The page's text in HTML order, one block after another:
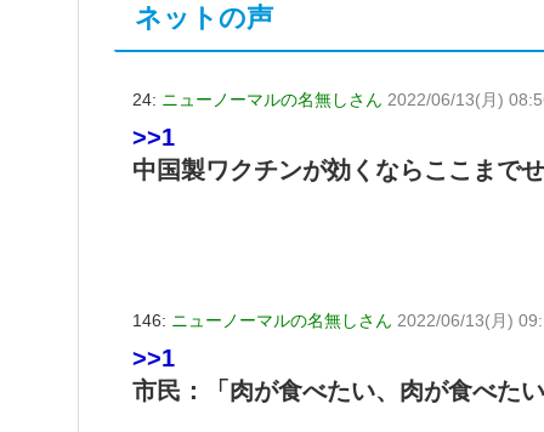
ネットの声
24: ニューノーマルの名無しさん 2022/06/13(月)
>>1
中国製ワクチンが効くならここまで
146: ニューノーマルの名無しさん 2022/06/13(月)
>>1
市民：「肉が食べたい、肉が食べた